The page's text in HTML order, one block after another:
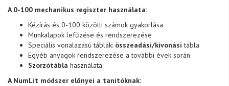
A 0-100 mechanikus regiszter használata:
Kézírás és 0-100 közötti számok gyakorlása
Munkalapok lefűzése és rendszerezése
Speciális vonalazású táblák: összeadási/kivonási tábla
Egyéb anyagok rendszerezése a további évek során
Szorzótábla használata
A NumLit módszer előnyei a tanítóknak: